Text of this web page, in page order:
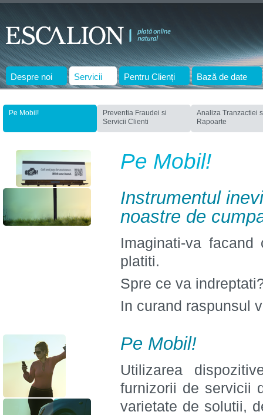
Despre noi Servicii Pentru Clienți Bază de date
Pe Mobil!
Preventia Fraudei si
Servicii Clienti
Analiza Tranzactiei
Rapoarte
Pe Mobil!
Instrumentul
noastre de
Imaginati-va
platiti.
Spre ce va
In curand raspunsul
Pe Mobil!
Utilizarea
furnizorii de servicii
varietate de solutii,